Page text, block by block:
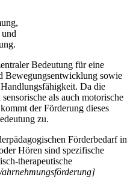
Bedeutung für eine
Bewegungsentwicklung sowie
Da die
als auch motorische
der Förderung dieses
zu.
Förderbedarf in
Hören sind spezifische
therapeutische